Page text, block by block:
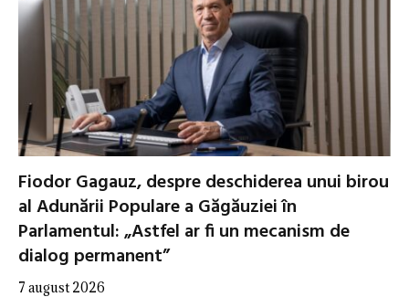
Fiodor Gagauz, despre deschiderea unui birou
al Adunării Populare a Găgăuziei în
Parlamentul: „Astfel ar fi un mecanism de
dialog permanent”
7 august 2026